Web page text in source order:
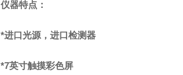
仪器特点：
*进口光源，进口检测器
*7英寸触摸彩色屏